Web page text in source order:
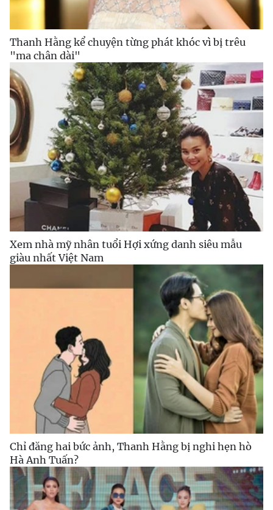
Thanh Hằng kể chuyện từng phát khóc vì bị trêu
"ma chân dài"
Xem nhà mỹ nhân tuổi Hợi xứng danh siêu mẫu
giàu nhất Việt Nam
Chỉ đăng hai bức ảnh, Thanh Hằng bị nghi hẹn hò
Hà Anh Tuấn?